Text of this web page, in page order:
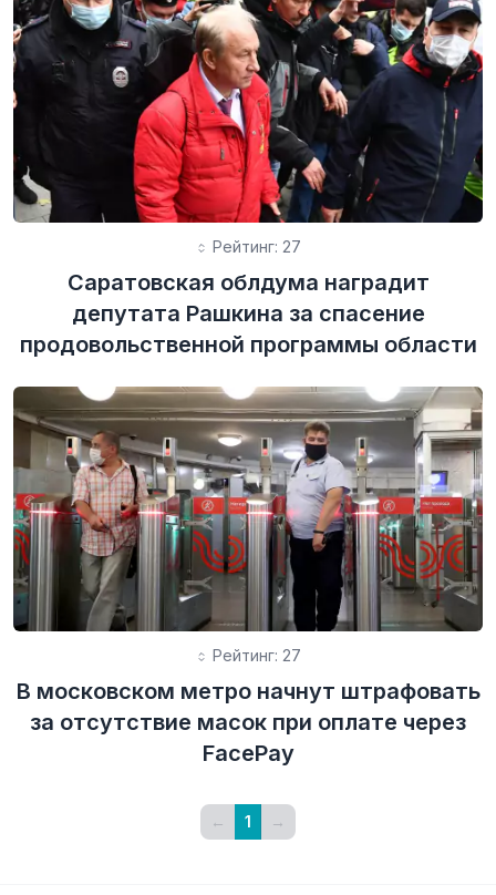
Рейтинг: 27
Саратовская облдума наградит
депутата Рашкина за спасение
продовольственной программы области
Рейтинг: 27
В московском метро начнут штрафовать
за отсутствие масок при оплате через
FacePay
← 1 →